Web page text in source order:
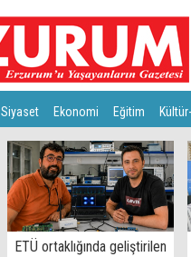
Siyaset Ekonomi Eğitim
ETÜ ortaklığında geliştirilen